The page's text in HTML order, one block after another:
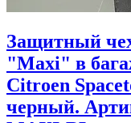
Защитный
"Maxi" в
Citroen
черный.